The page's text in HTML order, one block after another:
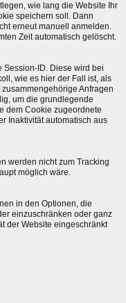
wie lang die Website Ihr
speichern soll. Dann
erneut manuell anmelden.
Zeit automatisch gelöscht.
Session-ID. Diese wird bei
wie es hier der Fall ist, als
Anfragen
um die grundlegende
dem Cookie zugeordnete
Inaktivität automatisch aus
werden nicht zum Tracking
möglich wäre.
in den Optionen, die
einzuschränken oder ganz
der Website eingeschränkt